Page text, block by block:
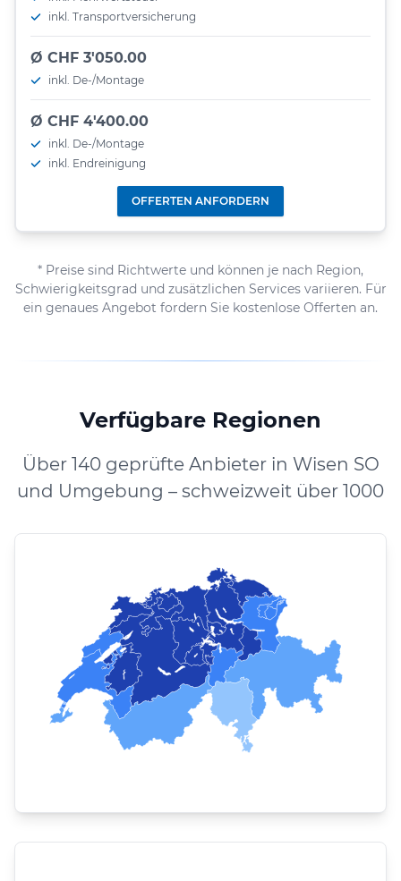
inkl. Transportversicherung
Ø CHF 3'050.00
inkl. De-/Montage
Ø CHF 4'400.00
inkl. De-/Montage
inkl. Endreinigung
OFFERTEN ANFORDERN
* Preise sind Richtwerte und können je nach Region,
Schwierigkeitsgrad und zusätzlichen Services variieren. Für
ein genaues Angebot fordern Sie kostenlose Offerten an.
Verfügbare Regionen
Über 140 geprüfte Anbieter in Wisen SO
und Umgebung – schweizweit über 1000